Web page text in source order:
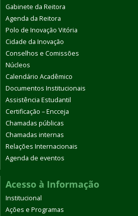
Gabinete da Reitora
Agenda da Reitora
Polo de Inovação Vitória
Cidade da Inovação
Conselhos e Comissões
Núcleos
Calendário Acadêmico
Documentos Institucionais
Assistência Estudantil
Certificação – Encceja
Chamadas públicas
Chamadas internas
Relações Internacionais
Agenda de eventos
Acesso à Informação
Institucional
Ações e Programas